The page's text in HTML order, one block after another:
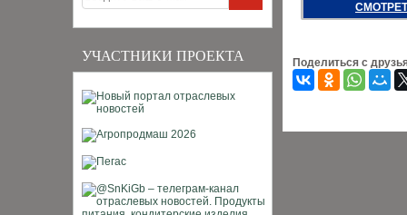
УЧАСТНИКИ ПРОЕКТА Поделиться с